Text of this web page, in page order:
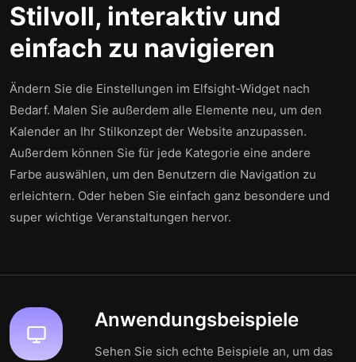
Stilvoll, interaktiv und
einfach zu navigieren
Ändern Sie die Einstellungen im Elfsight-Widget nach
Bedarf. Malen Sie außerdem alle Elemente neu, um den
Kalender an Ihr Stilkonzept der Website anzupassen.
Außerdem können Sie für jede Kategorie eine andere
Farbe auswählen, um den Benutzern die Navigation zu
erleichtern. Oder heben Sie einfach ganz besondere und
super wichtige Veranstaltungen hervor.
Anwendungsbeispiele
Sehen Sie sich echte Beispiele an, um das